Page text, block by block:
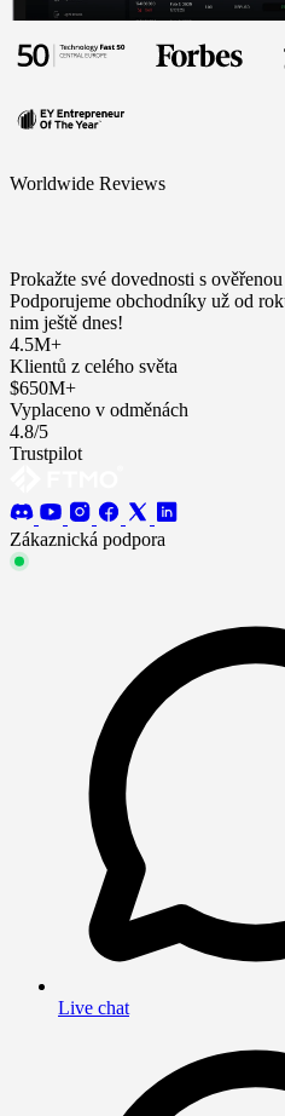
Worldwide Reviews
Prokažte své dovednosti s
Podporujeme obchodníky už od
nim ještě dnes!
4.5M+
Klientů z celého světa
$650M+
Vyplaceno v odměnách
4.8/5
Trustpilot
Zákaznická podpora
Live chat